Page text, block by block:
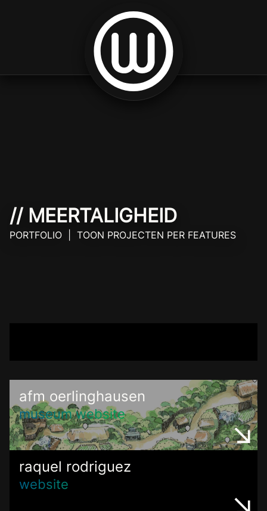
// MEERTALIGHEID
PORTFOLIO | TOON PROJECTEN PER FEATURES
afm oerlinghausen
museum website
raquel rodriguez
website